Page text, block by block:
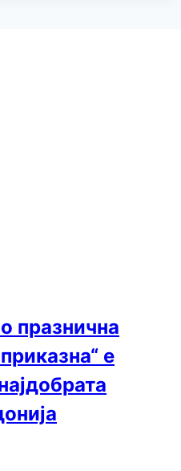
празнична
е